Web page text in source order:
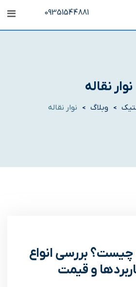
09351544881
نوار نقاله
> وبلاگ > نوار نقاله
چیست؟ بررسی انواع
و قیمت